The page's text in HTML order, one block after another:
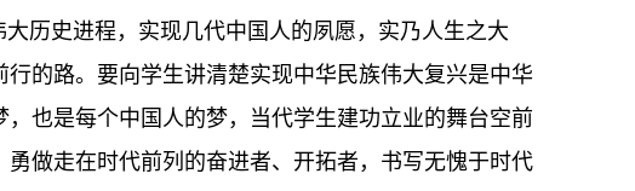
历史进程，实现几代中国人的夙愿，实乃人生之大
的路。要向学生讲清楚实现中华民族伟大复兴是中华
也是每个中国人的梦，当代学生建功立业的舞台空前
做走在时代前列的奋进者、开拓者，书写无愧于时代